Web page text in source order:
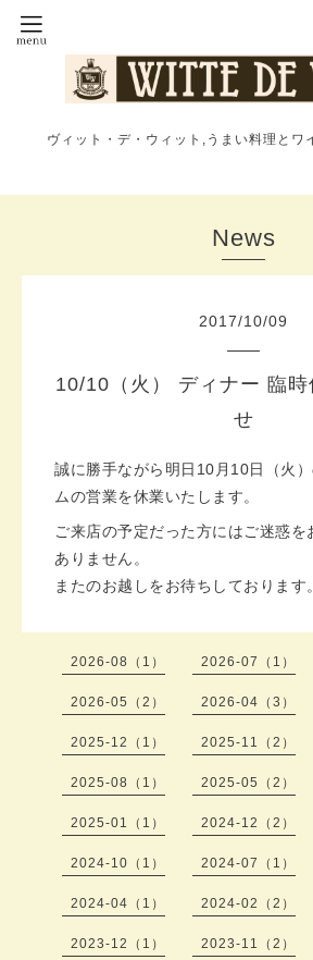
ヴィット・デ・ウィット,うまい料理とワ
News
2017/10/09
10/10（火） ディナー 臨時
せ
誠に勝手ながら明日10月10日（火
ムの営業を休業いたします。
ご来店の予定だった方にはご迷惑を
ありません。
またのお越しをお待ちしております。
2026-08（1） 2026-07（1）
2026-05（2） 2026-04（3）
2025-12（1） 2025-11（2）
2025-08（1） 2025-05（2）
2025-01（1） 2024-12（2）
2024-10（1） 2024-07（1）
2024-04（1） 2024-02（2）
2023-12（1） 2023-11（2）